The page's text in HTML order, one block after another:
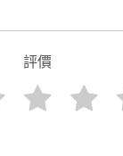
評價